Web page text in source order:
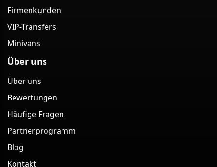
Firmenkunden
VIP-Transfers
Minivans
Über uns
Über uns
Bewertungen
Häufige Fragen
Partnerprogramm
Blog
Kontakt